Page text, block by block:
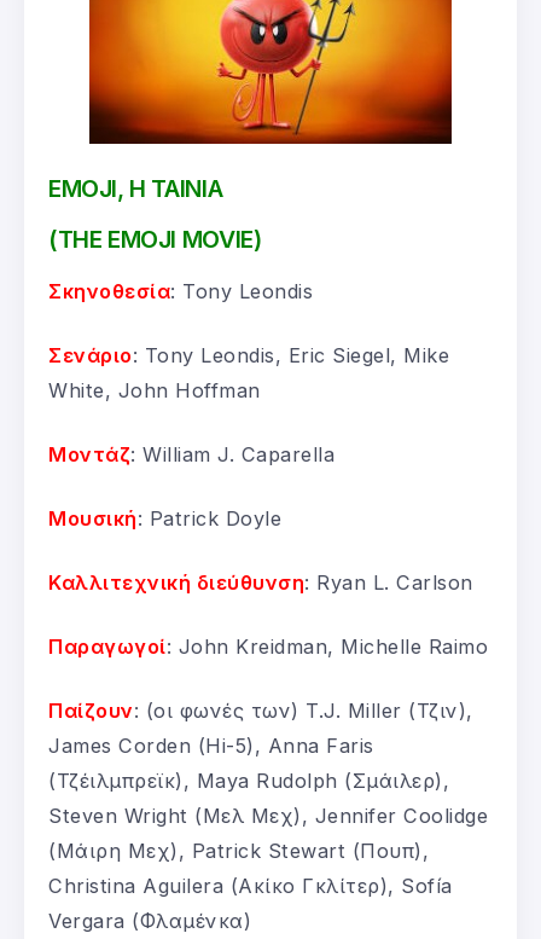
EMOJI, Η ΤΑΙΝΙΑ
(THE EMOJI MOVIE)
Σκηνοθεσία: Tony Leondis
Σενάριο: Tony Leondis, Eric Siegel, Mike
White, John Hoffman
Μοντάζ: William J. Caparella
Μουσική: Patrick Doyle
Καλλιτεχνική διεύθυνση: Ryan L. Carlson
Παραγωγοί: John Kreidman, Michelle Raimo
Παίζουν: (οι φωνές των) T.J. Miller (Τζιν),
James Corden (Hi-5), Anna Faris
(Τζέιλμπρεϊκ), Maya Rudolph (Σμάιλερ),
Steven Wright (Μελ Μεχ), Jennifer Coolidge
(Μάιρη Μεχ), Patrick Stewart (Πουπ),
Christina Aguilera (Ακίκο Γκλίτερ), Sofía
Vergara (Φλαμένκα)